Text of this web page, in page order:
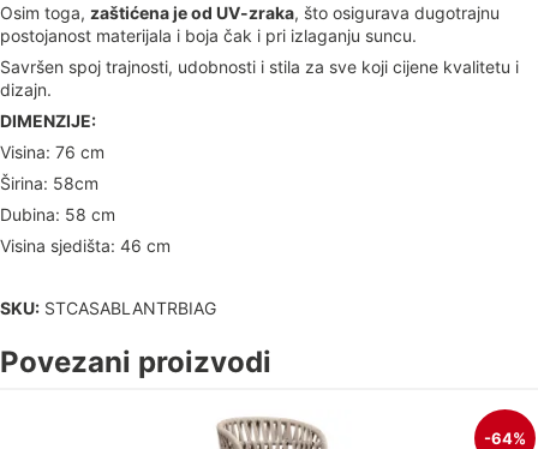
Osim toga, zaštićena je od UV-zraka, što osigurava dugotrajnu
postojanost materijala i boja čak i pri izlaganju suncu.
Savršen spoj trajnosti, udobnosti i stila za sve koji cijene kvalitetu i
dizajn.
DIMENZIJE:
Visina: 76 cm
Širina: 58cm
Dubina: 58 cm
Visina sjedišta: 46 cm
SKU: STCASABLANTRBIAG
Povezani proizvodi
-64%